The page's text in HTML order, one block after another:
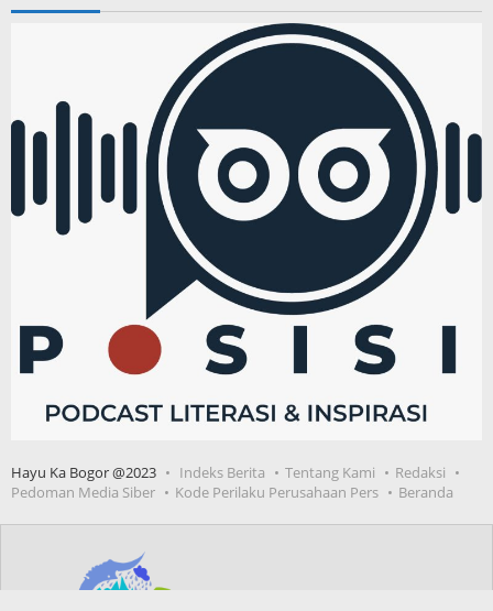
Hayu Ka Bogor @2023 Indeks Berita Tentang Kami
Redaksi
Pedoman Media Siber
Kode Perilaku Perusahaan Pers Beranda